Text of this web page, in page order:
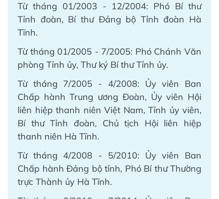
Từ tháng 01/2003 - 12/2004: Phó Bí thư
Tỉnh đoàn, Bí thư Đảng bộ Tỉnh đoàn Hà
Tĩnh.
Từ tháng 01/2005 - 7/2005: Phó Chánh Văn
phòng Tỉnh ủy, Thư ký Bí thư Tỉnh ủy.
Từ tháng 7/2005 - 4/2008: Ủy viên Ban
Chấp hành Trung ương Đoàn, Ủy viên Hội
liên hiệp thanh niên Việt Nam, Tỉnh ủy viên,
Bí thư Tỉnh đoàn, Chủ tịch Hội liên hiệp
thanh niên Hà Tĩnh.
Từ tháng 4/2008 - 5/2010: Ủy viên Ban
Chấp hành Đảng bộ tỉnh, Phó Bí thư Thường
trực Thành ủy Hà Tĩnh.